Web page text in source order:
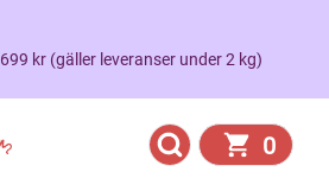
kr (gäller leveranser under 2 kg)
0